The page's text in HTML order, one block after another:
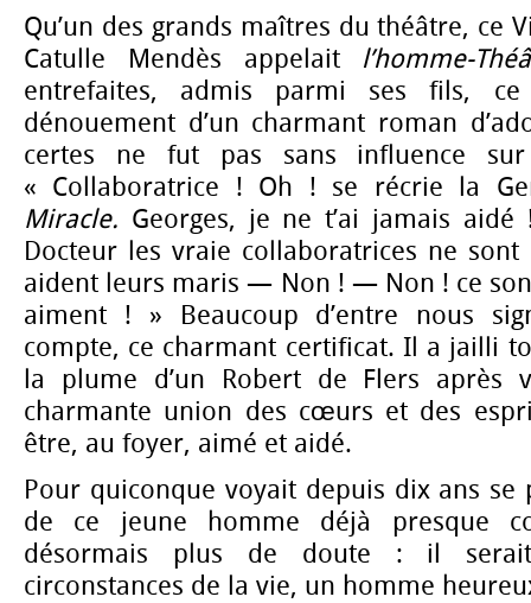
Qu’un des grands maîtres du théâtre, ce
Catulle Mendès appelait l’homme-
entrefaites, admis parmi ses fils,
dénouement d’un charmant roman
certes ne fut pas sans influence sur
« Collaboratrice ! Oh ! se récrie la
Miracle. Georges, je ne t’ai jamais
Docteur les vraie collaboratrices ne
aident leurs maris — Non ! — Non ! ce
aiment ! » Beaucoup d’entre nous
compte, ce charmant certificat. Il a jailli
la plume d’un Robert de Flers après
charmante union des cœurs et des
être, au foyer, aimé et aidé.
Pour quiconque voyait depuis dix ans
de ce jeune homme déjà presque
désormais plus de doute : il
circonstances de la vie, un homme